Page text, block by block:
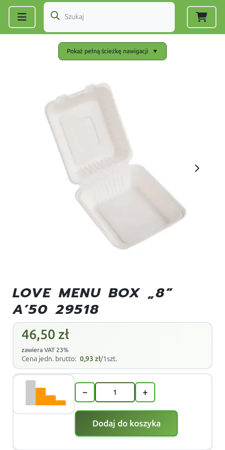
Pokaż pełną ścieżkę nawigacji ▼
LOVE MENU BOX „8”
A’50 29518
46,50 zł
zawiera VAT 23%
Cena jedn. brutto: 0,93zł/1szt.
− +
Dodaj do koszyka